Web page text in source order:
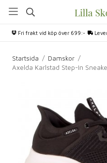
Fri frakt vid köp över 699:-
Startsida / Damskor /
Axelda Karlstad Step-In